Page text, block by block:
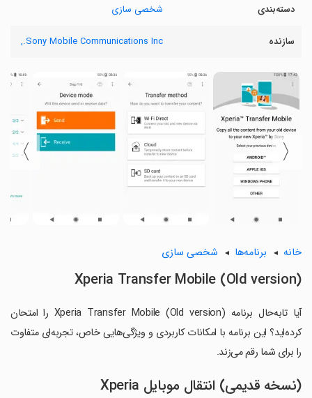
دسته‌بندی شخصی سازی
سازنده Sony Mobile Communications Inc.,
〈
〉
خانه برنامه‌ها شخصی سازی
(Old version) Xperia Transfer Mobile
آیا تابه‌حال برنامه (Old version) Xperia Transfer Mobile را امتحان
کرده‌اید؟ این برنامه با امکانات کاربردی و ویژگی‌هایی خاص، تجربه‌ای متفاوت
را برای شما رقم می‌زند.
(نسخه قدیمی) انتقال موبایل Xperia